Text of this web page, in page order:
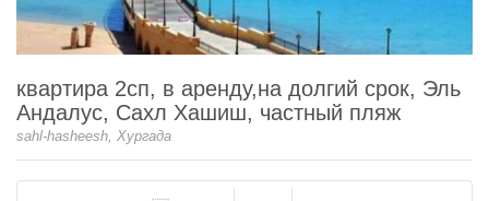
квартира 2сп, в аренду,на долгий срок, Эль
Андалус, Сахл Хашиш, частный пляж
sahl-hasheesh, Хургада